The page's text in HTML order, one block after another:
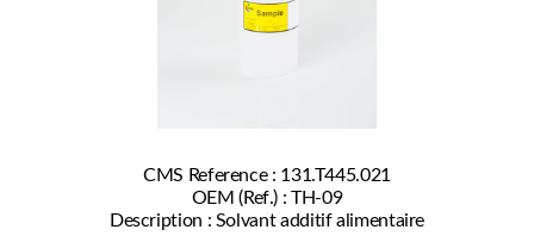
CMS Reference : 131.T445.021
OEM (Ref.) : TH-09
Description : Solvant additif alimentaire